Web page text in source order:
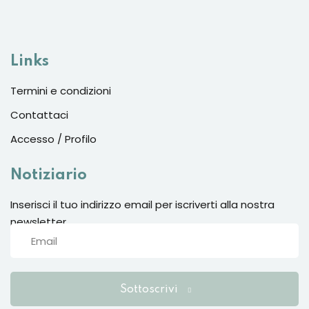
Links
Termini e condizioni
Contattaci
Accesso / Profilo
Notiziario
Inserisci il tuo indirizzo email per iscriverti alla nostra
newsletter
Sottoscrivi